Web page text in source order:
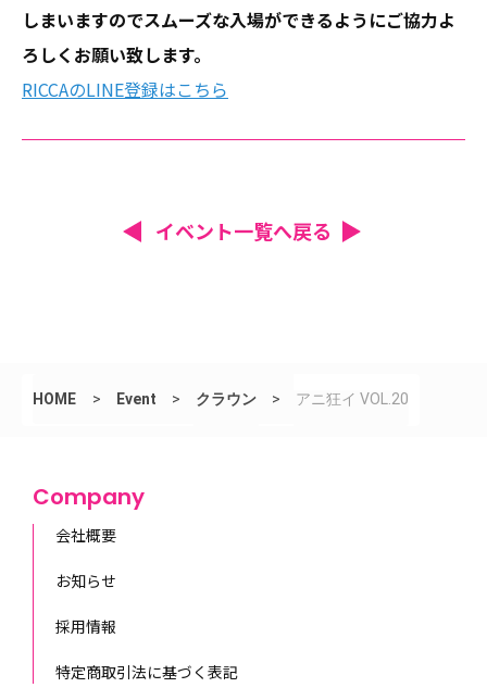
しまいますのでスムーズな入場ができるようにご協力よ
ろしくお願い致します。
RICCAのLINE登録はこちら
イベント一覧へ戻る
HOME > Event > クラウン > アニ狂イ VOL.20
Company
会社概要
お知らせ
採用情報
特定商取引法に基づく表記